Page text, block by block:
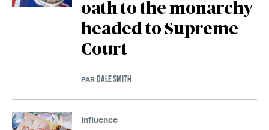
oath to the monarchy
headed to Supreme
Court
PAR DALE SMITH
Influence